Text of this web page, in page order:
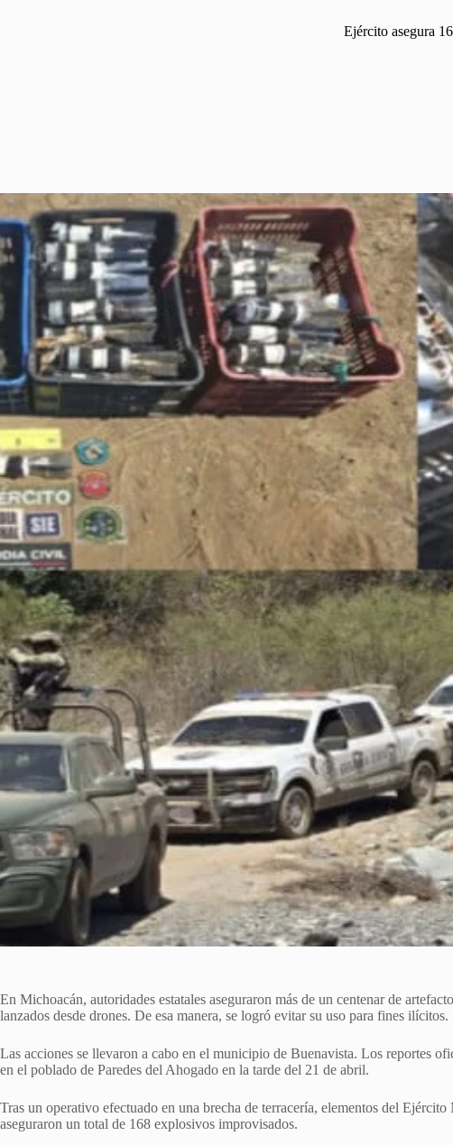
Ejército asegura
En Michoacán, autoridades estatales aseguraron más de un centenar de
lanzados desde drones. De esa manera, se logró evitar su uso para fines ilícitos.
Las acciones se llevaron a cabo en el municipio de Buenavista. Los reportes
en el poblado de Paredes del Ahogado en la tarde del 21 de abril.
Tras un operativo efectuado en una brecha de terracería, elementos del
aseguraron un total de 168 explosivos improvisados.